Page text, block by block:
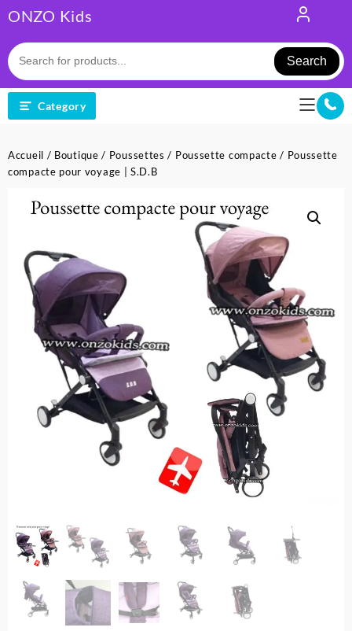
to
content
ONZO Kids
Search
Category
Accueil / Boutique / Poussettes / Poussette compacte / Poussette
compacte pour voyage | S.D.B